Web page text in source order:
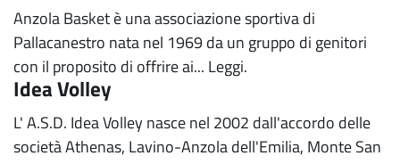
Anzola Basket è una associazione sportiva di
Pallacanestro nata nel 1969 da un gruppo di genitori
con il proposito di offrire ai... Leggi.
Idea Volley
L' A.S.D. Idea Volley nasce nel 2002 dall'accordo delle
società Athenas, Lavino-Anzola dell'Emilia, Monte San